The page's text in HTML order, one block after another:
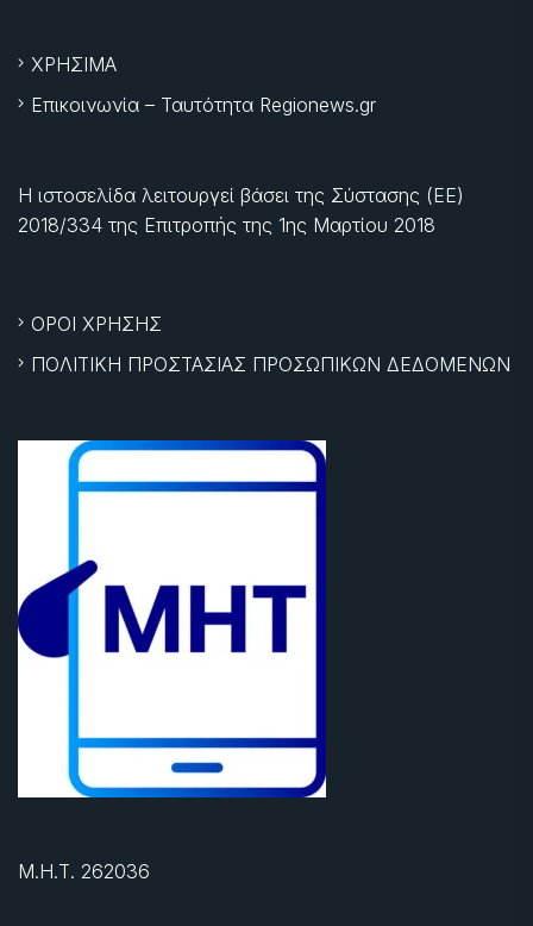
ΧΡΗΣΙΜΑ
Επικοινωνία – Ταυτότητα Regionews.gr
Η ιστοσελίδα λειτουργεί βάσει της Σύστασης (ΕΕ)
2018/334 της Επιτροπής της 1ης Μαρτίου 2018
ΟΡΟΙ ΧΡΗΣΗΣ
ΠΟΛΙΤΙΚΗ ΠΡΟΣΤΑΣΙΑΣ ΠΡΟΣΩΠΙΚΩΝ ΔΕΔΟΜΕΝΩΝ
Μ.Η.Τ. 262036